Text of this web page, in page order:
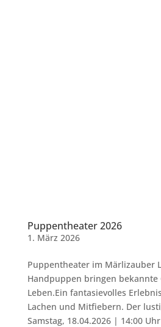
Puppentheater 2026
1. März 2026
Puppentheater im Märlizauber
Handpuppen bringen bekannte
Leben.Ein fantasievolles
Lachen und Mitfiebern. Der
Samstag, 18.04.2026 | 14:00